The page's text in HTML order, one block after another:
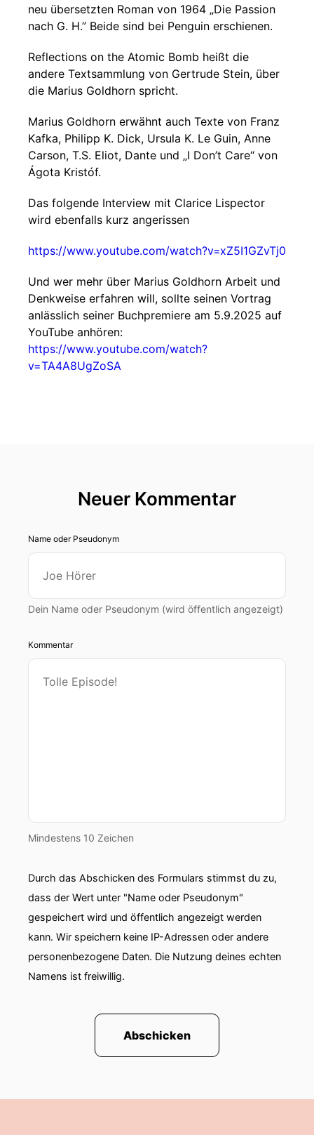
neu übersetzten Roman von 1964 „Die Passion
nach G. H.” Beide sind bei Penguin erschienen.
Reflections on the Atomic Bomb heißt die
andere Textsammlung von Gertrude Stein, über
die Marius Goldhorn spricht.
Marius Goldhorn erwähnt auch Texte von Franz
Kafka, Philipp K. Dick, Ursula K. Le Guin, Anne
Carson, T.S. Eliot, Dante und „I Don’t Care“ von
Ágota Kristóf.
Das folgende Interview mit Clarice Lispector
wird ebenfalls kurz angerissen
https://www.youtube.com/watch?v=xZ5I1GZvTj0
Und wer mehr über Marius Goldhorn Arbeit und
Denkweise erfahren will, sollte seinen Vortrag
anlässlich seiner Buchpremiere am 5.9.2025 auf
YouTube anhören:
https://www.youtube.com/watch?
v=TA4A8UgZoSA
Neuer Kommentar
Name oder Pseudonym
Dein Name oder Pseudonym (wird öffentlich angezeigt)
Kommentar
Mindestens 10 Zeichen
Durch das Abschicken des Formulars stimmst du zu,
dass der Wert unter "Name oder Pseudonym"
gespeichert wird und öffentlich angezeigt werden
kann. Wir speichern keine IP-Adressen oder andere
personenbezogene Daten. Die Nutzung deines echten
Namens ist freiwillig.
Abschicken